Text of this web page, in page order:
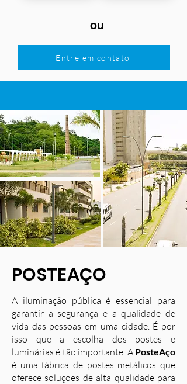
ou
Entre em contato
POSTEAÇO
A iluminação pública é essencial para
garantir a segurança e a qualidade de
vida das pessoas em uma cidade. É por
isso que a escolha dos postes e
luminárias é tão importante. A PosteAço
é uma fábrica de postes metálicos que
oferece soluções de alta qualidade para